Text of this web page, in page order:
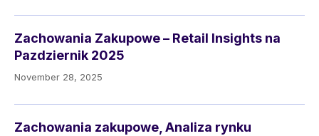
Zachowania Zakupowe – Retail Insights na
Pazdziernik 2025
November 28, 2025
Zachowania zakupowe, Analiza rynku